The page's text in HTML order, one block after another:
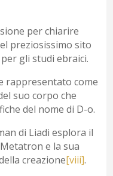
per chiarire
preziosissimo sito
gli studi ebraici.
rappresentato come
suo corpo che
del nome di D-o.
di Liadi esplora il
e la sua
creazione[viii].